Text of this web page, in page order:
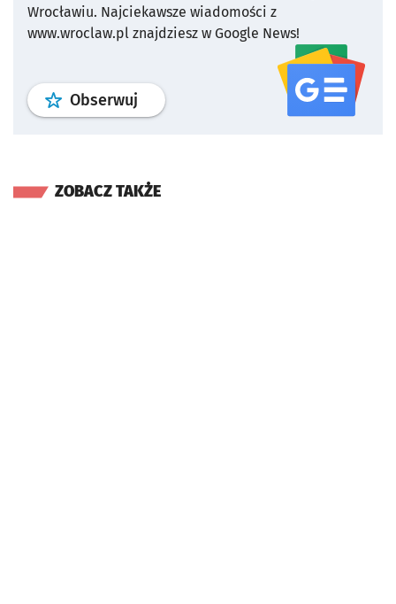
Wrocławiu. Najciekawsze wiadomości z
www.wroclaw.pl znajdziesz w Google News!
Obserwuj profil serwisu
ZOBACZ TAKŻE